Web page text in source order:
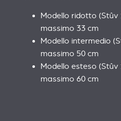
Modello ridotto (Stûv
massimo 33 cm
Modello intermedio
massimo 50 cm
Modello esteso
massimo 60 cm